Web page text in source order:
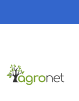
Pasar al contenido